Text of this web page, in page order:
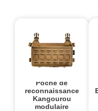
Poche de
reconnaissance
Kangourou
modulaire